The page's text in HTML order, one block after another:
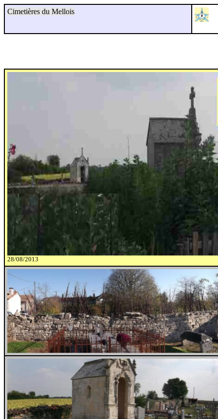
Cimetières du Mellois
28/08/2013